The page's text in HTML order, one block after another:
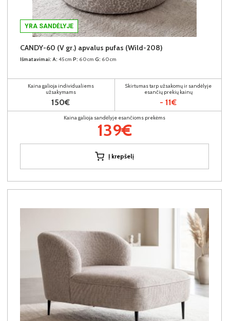
YRA SANDĖLYJE
CANDY-60 (V gr.) apvalus pufas (Wild-208)
Išmatavimai: A: 45cm P: 60cm G: 60cm
Kaina galioja individualiems
užsakymams
150€
Skirtumas tarp užsakomų ir sandėlyje
esančių prekių kainų
- 11€
Kaina galioja sandėlyje esančioms prekėms
139€
Į krepšelį